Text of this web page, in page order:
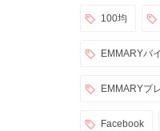
100均
EMMARYバ
EMMARYプ
Facebook